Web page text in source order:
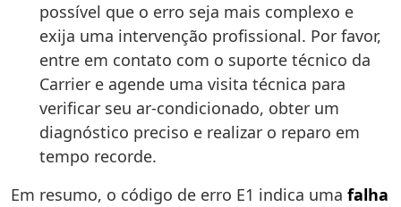
possível que o erro seja mais complexo e
exija uma intervenção profissional. Por favor,
entre em contato com o suporte técnico da
Carrier e agende uma visita técnica para
verificar seu ar-condicionado, obter um
diagnóstico preciso e realizar o reparo em
tempo recorde.
Em resumo, o código de erro E1 indica uma falha